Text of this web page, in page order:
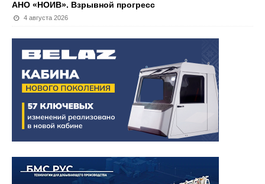
АНО «НОИВ». Взрывной прогресс
4 августа 2026